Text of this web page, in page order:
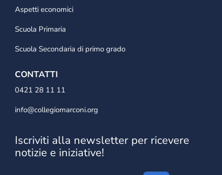
Aspetti economici
Scuola Primaria
Scuola Secondaria di primo grado
CONTATTI
0421 28 11 11
info@collegiomarconi.org
Iscriviti alla newsletter per ricevere
notizie e iniziative!